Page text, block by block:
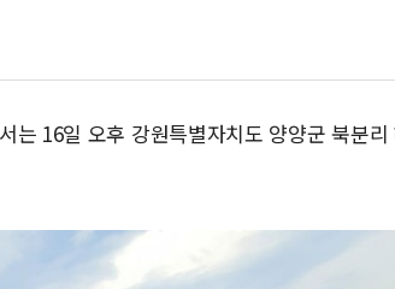
美,
강릉
폐기
서울
李대
여수
추미
는 16일 오후 강원특별자치도 양양군 북분리